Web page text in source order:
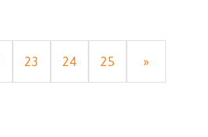
23 24 25 »